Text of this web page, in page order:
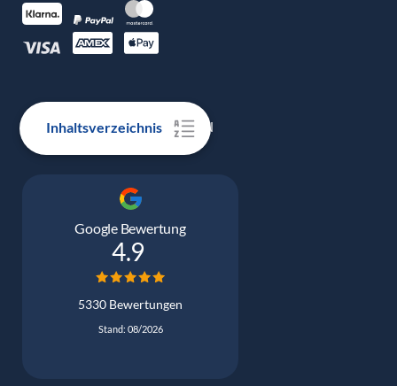
Inhaltsverzeichnis
100% ECHTE BEWERTUNGEN
Google Bewertung
4.9
5330 Bewertungen
Stand: 08/2026